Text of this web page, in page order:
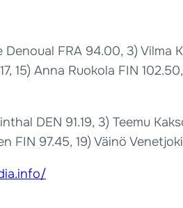
FRA 94.00, 3) Vilma
15) Anna Ruokola FIN
DEN 91.19, 3) Teemu
FIN 97.45, 19) Väinö